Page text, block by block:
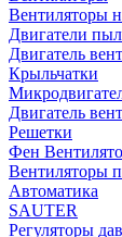
Вентиляторы
Двигатели
Двигатель
Крыльчатки
Двигатель
Решетки
Фен
Вентиляторы
Автоматика
SAUTER
Регуляторы